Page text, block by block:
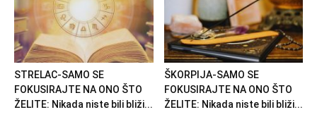
STRELAC-SAMO SE
FOKUSIRAJTE NA ONO ŠTO
ŽELITE: Nikada niste bili bliži...
ŠKORPIJA-SAMO SE
FOKUSIRAJTE NA ONO ŠTO
ŽELITE: Nikada niste bili bliži...